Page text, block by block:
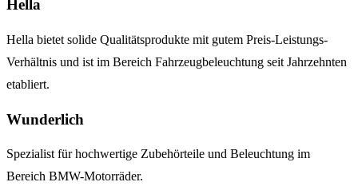
Hella
Hella bietet solide Qualitätsprodukte mit gutem Preis-Leistungs-
Verhältnis und ist im Bereich Fahrzeugbeleuchtung seit Jahrzehnten
etabliert.
Wunderlich
Spezialist für hochwertige Zubehörteile und Beleuchtung im
Bereich BMW-Motorräder.